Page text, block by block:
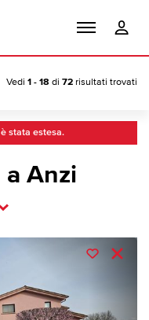
Vedi 1 - 18 di 72 risultati trovati
stata estesa.
Anzi